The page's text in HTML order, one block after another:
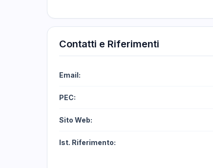
Contatti e Riferimenti
Email:
PEC:
Sito Web:
Ist. Riferimento: